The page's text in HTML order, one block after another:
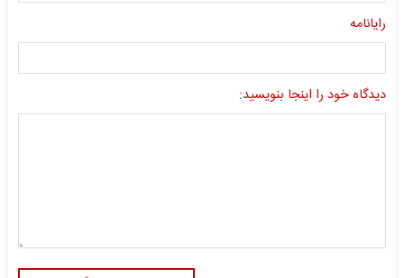
رایانامه
دیدگاه خود را اینجا بنویسید: